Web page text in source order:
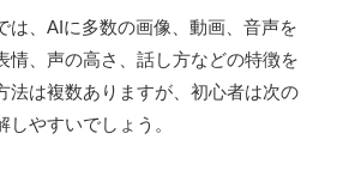
は、AIに多数の画像、動画、音声を
情、声の高さ、話し方などの特徴を
法は複数ありますが、初心者は次の
やすいでしょう。